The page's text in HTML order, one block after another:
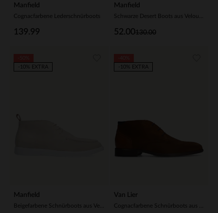
Manfield
Cognacfarbene Lederschnürboots
139.99
Manfield
130.00
52.00
Manfield
-10% EXTRA
Van Lier
-10% EXTRA